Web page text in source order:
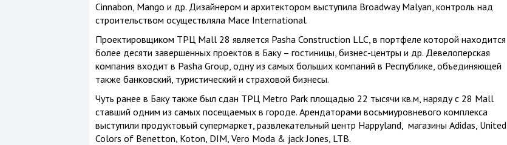
Cinnabon, Mango и др. Дизайнером и архитектором выступила Broadway Malyan, контроль над
строительством осуществляла Mace International.
Проектировщиком ТРЦ Mall 28 является Pasha Construction LLC, в портфеле которой находится
более десяти завершенных проектов в Баку – гостиницы, бизнес-центры и др. Девелоперская
компания входит в Pasha Group, одну из самых больших компаний в Республике, объединяющей
также банковский, туристический и страховой бизнесы.
Чуть ранее в Баку также был сдан ТРЦ Metro Park площадью 22 тысячи кв.м, наряду с 28 Mall
ставший одним из самых посещаемых в городе. Арендаторами восьмиуровневого комплекса
выступили продуктовый супермаркет, развлекательный центр Happyland, магазины Adidas, United
Colors of Benetton, Koton, DIM, Vero Moda & jack Jones, LTB.